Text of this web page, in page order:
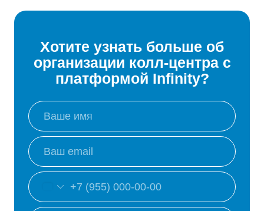
Хотите узнать больше об
организации колл-центра с
платформой Infinity?